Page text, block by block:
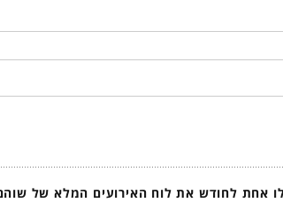
אחת לחודש את לוח האירועים המלא של